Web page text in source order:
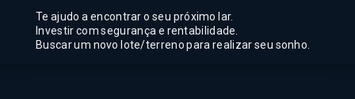
Te ajudo a encontrar o seu próximo lar.
Investir com segurança e rentabilidade.
Buscar um novo lote/terreno para realizar seu sonho.